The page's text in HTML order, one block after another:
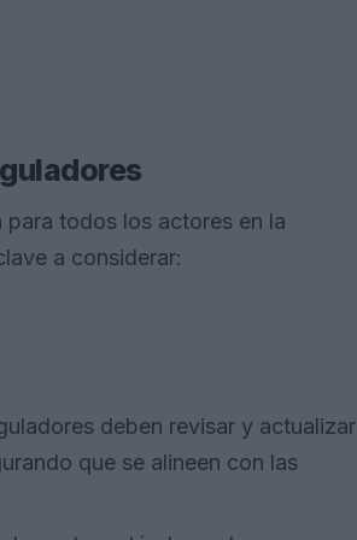
todos los actores en la
a considerar:
deben revisar y actualizar
que se alineen con las